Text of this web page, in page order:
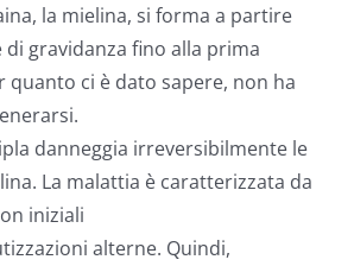
la mielina, si forma a partire
gravidanza fino alla prima
quanto ci è dato sapere, non ha
danneggia irreversibilmente le
La malattia è caratterizzata da
iniziali
alterne. Quindi,